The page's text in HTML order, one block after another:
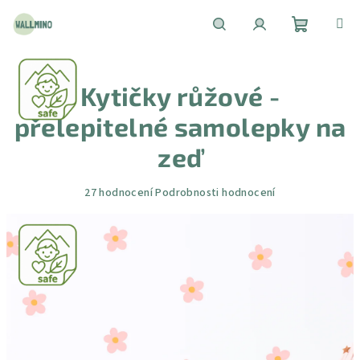
obsah
Kytičky růžové -
přelepitelné samolepky na
zeď
Průměrné
produktu
27 hodnoceníPodrobnosti hodnocení